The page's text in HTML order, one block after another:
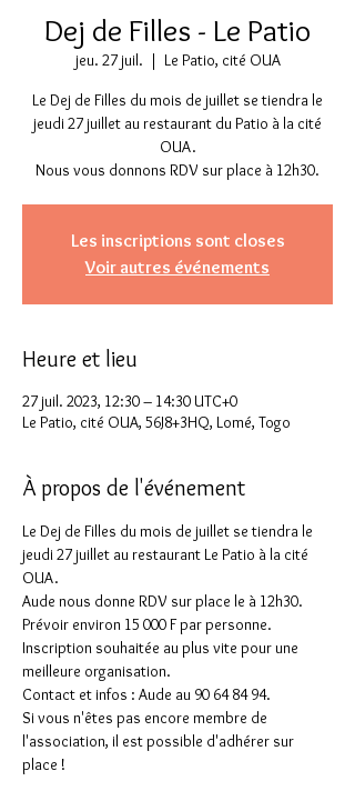
Dej de Filles - Le Patio
jeu. 27 juil.
  |
Le Patio, cité OUA
Le Dej de Filles du mois de juillet se tiendra le
jeudi 27 juillet au restaurant du Patio à la cité
OUA.
Nous vous donnons RDV sur place à 12h30.
Les inscriptions sont closes
Voir autres événements
Heure et lieu
27 juil. 2023, 12:30 – 14:30 UTC+0
Le Patio, cité OUA, 56J8+3HQ, Lomé, Togo
À propos de l'événement
Le Dej de Filles du mois de juillet se tiendra le
jeudi 27 juillet au restaurant Le Patio à la cité
OUA.
Aude nous donne RDV sur place le à 12h30.
Prévoir environ 15 000 F par personne.
Inscription souhaitée au plus vite pour une
meilleure organisation.
Contact et infos : Aude au 90 64 84 94.
Si vous n'êtes pas encore membre de
l'association, il est possible d'adhérer sur
place !